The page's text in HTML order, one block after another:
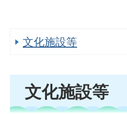
文化施設等
文化施設等